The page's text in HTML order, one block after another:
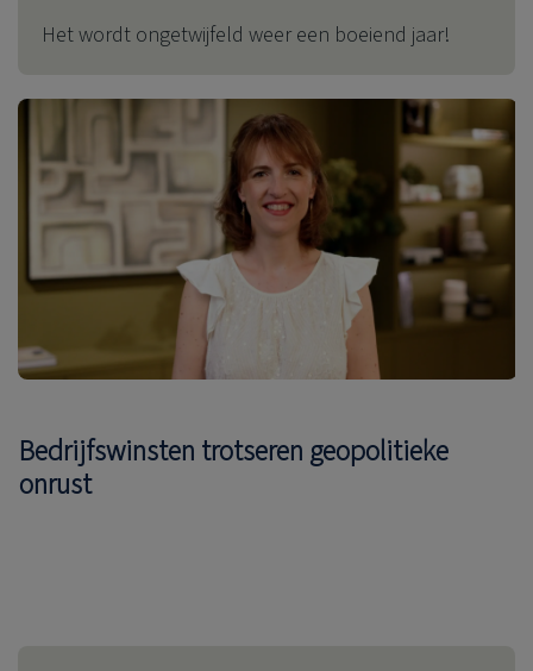
Het wordt ongetwijfeld weer een boeiend jaar!
Bedrijfswinsten trotseren geopolitieke
onrust